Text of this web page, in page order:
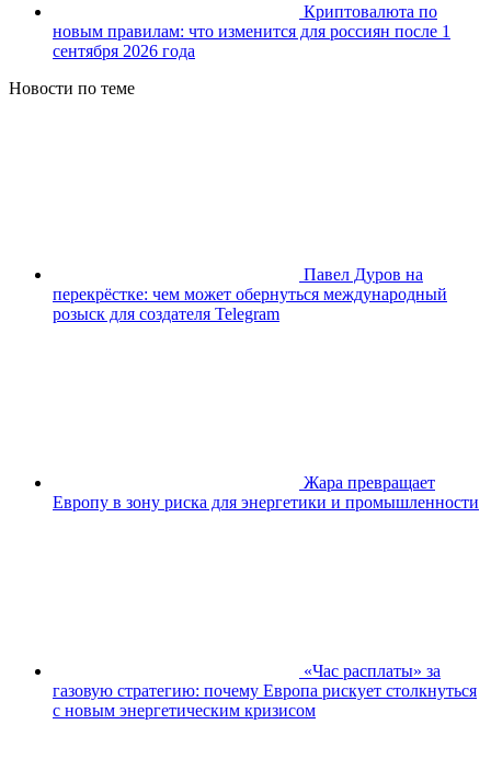
Криптовалюта по
новым правилам: что изменится для россиян после 1
сентября 2026 года
Новости по теме
Павел Дуров на
перекрёстке: чем может обернуться международный
розыск для создателя Telegram
Жара превращает
Европу в зону риска для энергетики и промышленности
«Час расплаты» за
газовую стратегию: почему Европа рискует столкнуться
с новым энергетическим кризисом